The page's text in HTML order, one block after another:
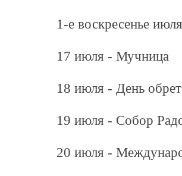
1-е воскресенье
17 июля - Мучница
18 июля - День
19 июля - Собор
20 июля -